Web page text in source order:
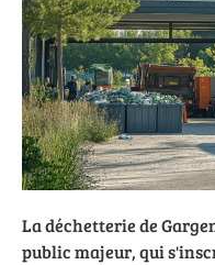
La déchetterie de
public majeur, qui